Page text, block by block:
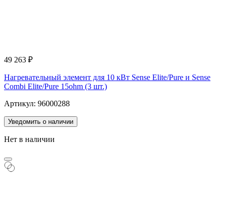
49 263 ₽
Нагревательный элемент для 10 кВт Sense Elite/Pure и Sense
Combi Elite/Pure 15ohm (3 шт.)
Артикул: 96000288
Уведомить о наличии
Нет в наличии